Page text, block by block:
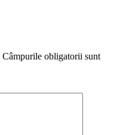
Câmpurile obligatorii sunt